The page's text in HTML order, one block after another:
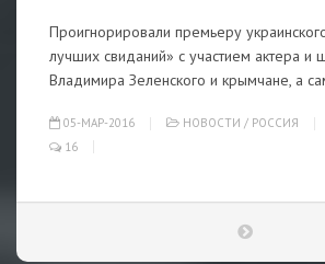
Проигнорировали премьеру
лучших свиданий» с участием актера и
Владимира Зеленского и крымчане, а
05-МАР-2016 НОВОСТИ / РОССИЯ
16